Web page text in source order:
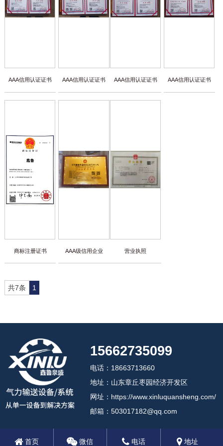
AAA信用认证证书 AAA信用认证证书 AAA信用认证证书 AAA信用认证证书
商标注册证书 AAA级信用企业 营业执照
共7条 1
15662735099
电话：18663713660
地址：山东章丘枣园经济开发区
网址：https://www.xinluquansheng.com/
邮箱：503017182@qq.com
2024 济南鑫鲁泉盛机械设备有限公司 备案号:鲁ICP备18012408号-3 鲁公网安备37018102000806号
首页 微信 电话 地址